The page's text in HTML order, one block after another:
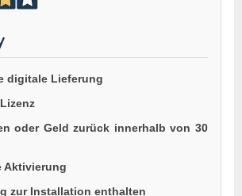
digitale Lieferung
oder Geld zurück innerhalb von 30
Aktivierung
zur Installation enthalten